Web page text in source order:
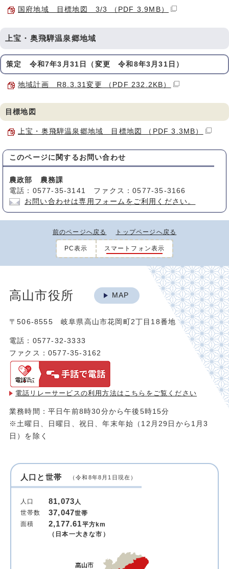
国府地域 目標地図 3/3 （PDF 3.9MB）
上宝・奥飛騨温泉郷地域
策定 令和7年3月31日（変更 令和8年3月31日）
地域計画 R8.3.31変更 （PDF 232.2KB）
目標地図
上宝・奥飛騨温泉郷地域 目標地図 （PDF 3.3MB）
このページに関する お問い合わせ
農政部 農務課
電話：0577-35-3141 ファクス：0577-35-3166
お問い合わせは専用フォームをご利用ください。
前のページへ戻る トップページへ戻る
PC表示 スマートフォン表示
高山市役所 MAP
〒506-8555 岐阜県高山市花岡町2丁目18番地
電話：0577-32-3333
ファクス：0577-35-3162
電話リレーサービスの利用方法は こちらをご覧ください
業務時間：平日午前8時30分から午後5時15分
※土曜日、日曜日、祝日、年末年始（12月29日から1月3
日）を除く
人口と世帯 （令和8年8月1日現在）
人口 81,073人
世帯数
37,047世帯
面積
2,177.61平方km
（日本一大きな市）